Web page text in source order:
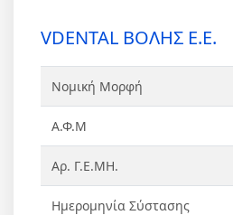
VDENTAL ΒΟΛΗΣ Ε.Ε.
Νομική Μορφή
Α.Φ.Μ
Αρ. Γ.Ε.ΜΗ.
Ημερομηνία Σύστασης